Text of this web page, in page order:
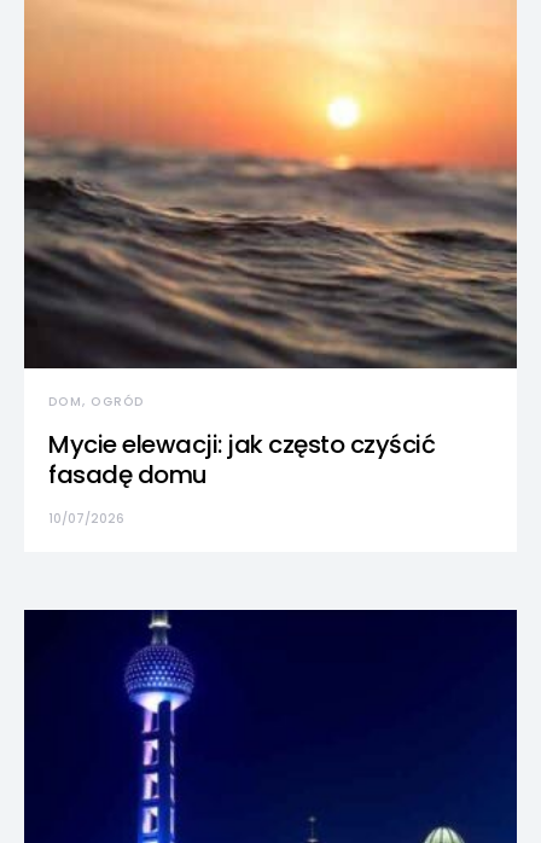
DOM, OGRÓD
Mycie elewacji: jak często czyścić
fasadę domu
10/07/2026